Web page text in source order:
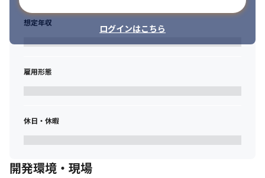
ログインはこちら
想定年収
雇用形態
休日・休暇
開発環境・現場